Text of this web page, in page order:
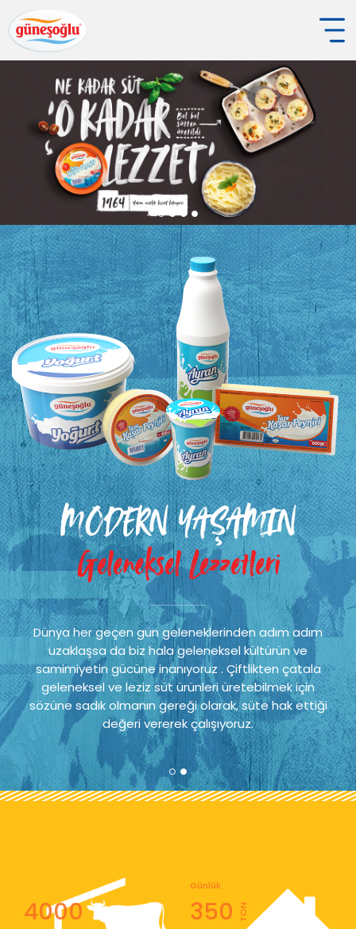
MODERN YAŞAMIN
Geleneksel Lezzetleri
Dünya her geçen gün geleneklerinden adım adım
uzaklaşsa da biz hala geleneksel kültürün ve
samimiyetin gücüne inanıyoruz . Çiftlikten çatala
geleneksel ve leziz süt ürünleri üretebilmek için
sözüne sadık olmanın gereği olarak, süte hak ettiği
değeri vererek çalışıyoruz.
4000 350
Günlük
TON